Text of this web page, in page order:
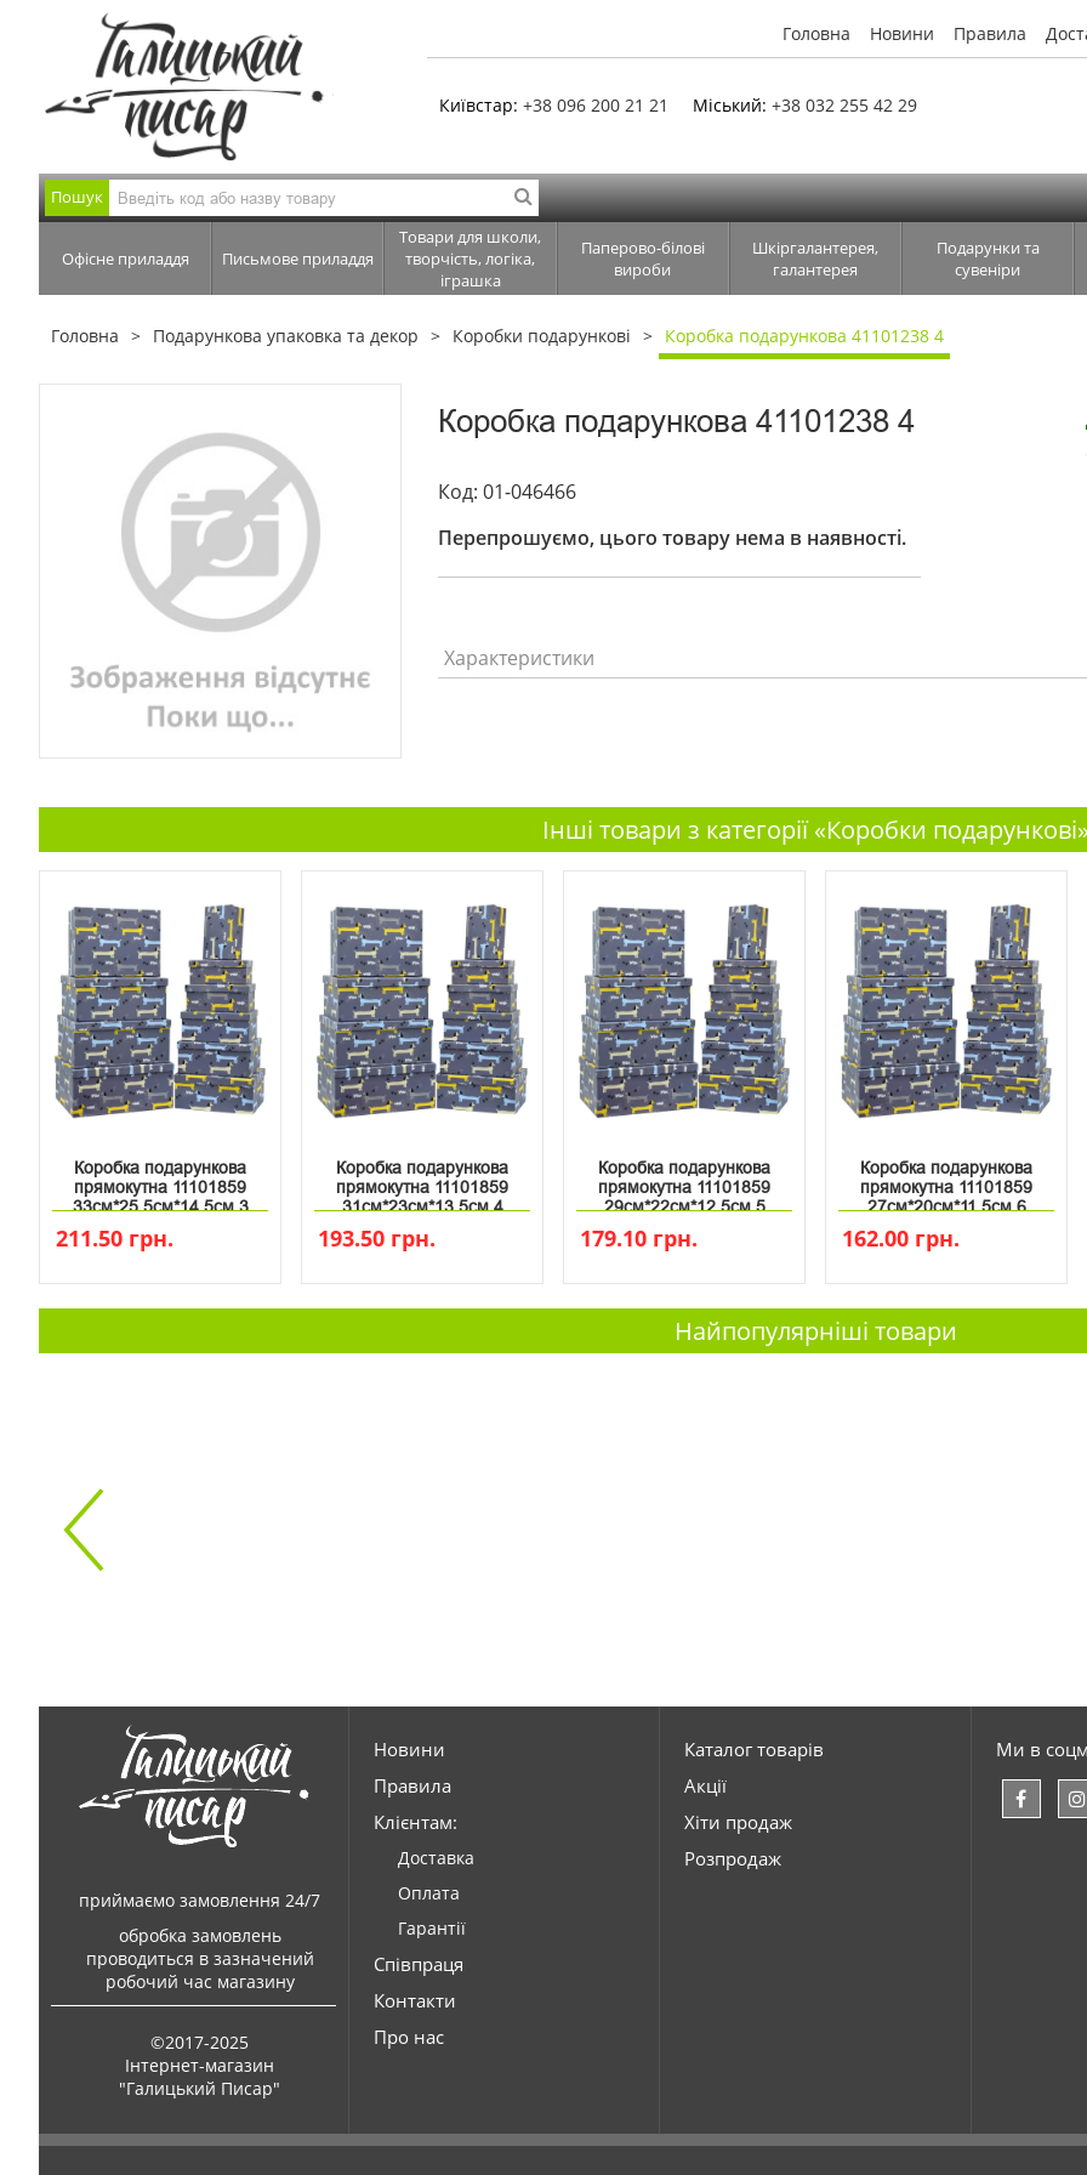
Головна Новини Правила
Київстар: +38 096 200 21 21 Міський: +38 032 255 42 29
Пошук
Офісне приладдя Письмове приладдя
Товари для школи,
творчість, логіка,
іграшка
Паперово-білові
вироби
Шкіргалантерея,
галантерея
Подарунки та
сувеніри
Головна Подарункова упаковка та декор Коробки подарункові Коробка подарункова 41101238 4
Коробка подарункова 41101238 4
Код: 01-046466
Перепрошуємо, цього товару нема в наявності.
Характеристики
Інші товари з категорії «Коробки
Коробка подарункова
прямокутна 11101859
33см*25.5см*14.5см 3
211.50 грн.
Коробка подарункова
прямокутна 11101859
31см*23см*13.5см 4
193.50 грн.
Коробка подарункова
прямокутна 11101859
29см*22см*12.5см 5
179.10 грн.
Коробка подарункова
прямокутна 11101859
27см*20см*11.5см 6
162.00 грн.
Найпопулярніші товари
приймаємо замовлення 24/7
обробка замовлень
проводиться в зазначений
робочий час магазину
©2017-2025
Інтернет-магазин
"Галицький Писар"
Новини
Правила
Клієнтам:
Доставка
Оплата
Гарантії
Співпраця
Контакти
Про нас
Каталог товарів
Акції
Хіти продаж
Розпродаж
Ми в